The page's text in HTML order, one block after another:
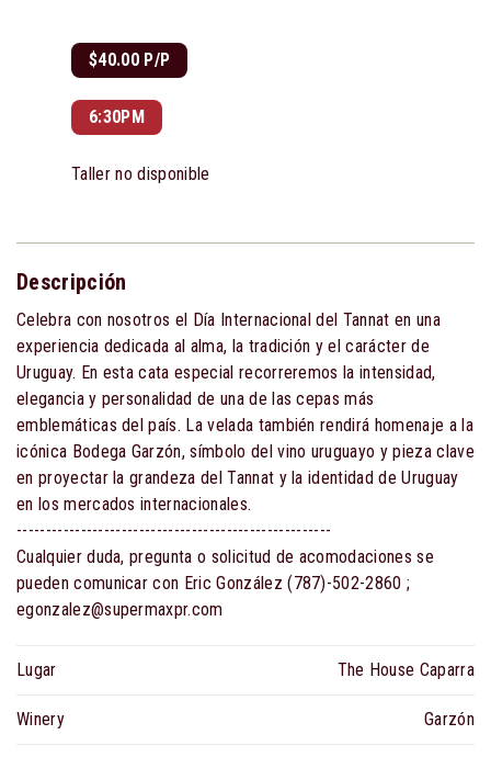
$40.00 P/P
6:30PM
Taller no disponible
Descripción
Celebra con nosotros el Día Internacional del Tannat en una
experiencia dedicada al alma, la tradición y el carácter de
Uruguay. En esta cata especial recorreremos la intensidad,
elegancia y personalidad de una de las cepas más
emblemáticas del país. La velada también rendirá homenaje a la
icónica Bodega Garzón, símbolo del vino uruguayo y pieza clave
en proyectar la grandeza del Tannat y la identidad de Uruguay
en los mercados internacionales.
------------------------------------------------------
Cualquier duda, pregunta o solicitud de acomodaciones se
pueden comunicar con Eric González (787)-502-2860 ;
egonzalez@supermaxpr.com
Lugar The House Caparra
Winery Garzón